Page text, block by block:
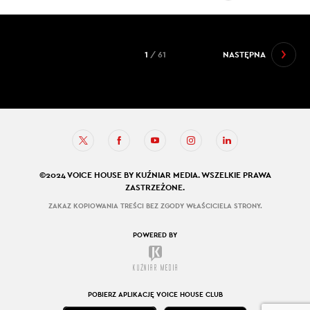
NASTĘPNA
1 / 61
©2024 VOICE HOUSE BY KUŹNIAR MEDIA. WSZELKIE PRAWA
ZASTRZEŻONE.
ZAKAZ KOPIOWANIA TREŚCI BEZ ZGODY WŁAŚCICIELA STRONY.
POWERED BY
POBIERZ APLIKACJĘ VOICE HOUSE CLUB